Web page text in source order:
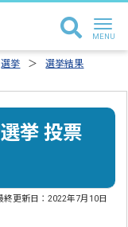
選挙
選挙結果
挙 投票
終更新日：2022年7月10日